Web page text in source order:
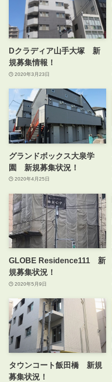
Dクラディア山手大塚 新
規募集情報！
2020年3月23日
グランドボックス大泉学
園 新規募集状況！
2020年4月25日
GLOBE Residence111 新
規募集状況！
2020年5月9日
タウンコート飯田橋 新規
募集状況！